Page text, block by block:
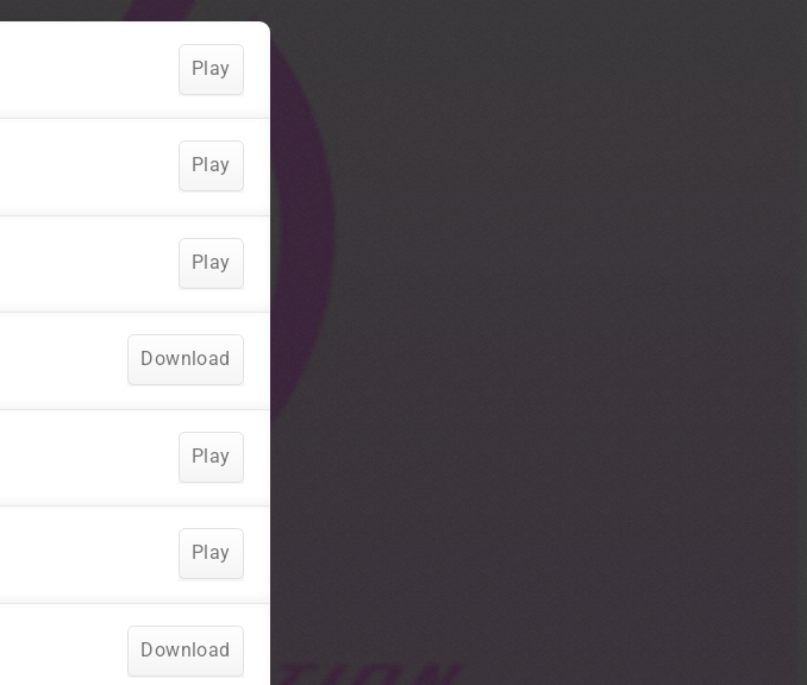
Play
Play
Play
Download
Play
Play
Download